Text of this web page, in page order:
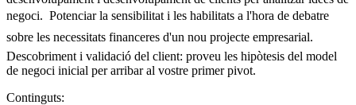
negoci.  Potenciar la sensibilitat i les habilitats a l'hora de debatre
sobre les necessitats financeres d'un nou projecte empresarial. 
Descobriment i validació del client: proveu les hipòtesis del model
de negoci inicial per arribar al vostre primer pivot.
Continguts: